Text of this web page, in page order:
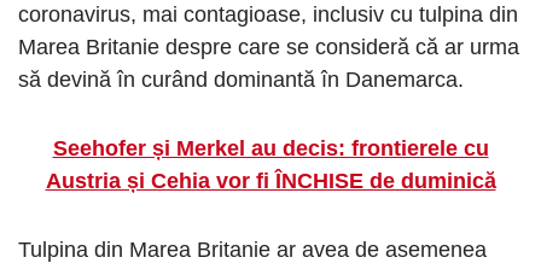
coronavirus, mai contagioase, inclusiv cu tulpina din
Marea Britanie despre care se consideră că ar urma
să devină în curând dominantă în Danemarca.
Seehofer și Merkel au decis: frontierele cu
Austria și Cehia vor fi ÎNCHISE de duminică
Tulpina din Marea Britanie ar avea de asemenea